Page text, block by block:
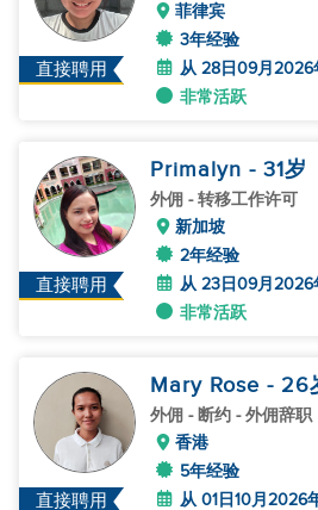
直接聘用
菲律宾
3年经验
从 28日09月2026
非常活跃
直接聘用
Primalyn - 31岁
外佣 - 转移工作许可
新加坡
2年经验
从 23日09月2026
非常活跃
直接聘用
Mary Rose - 26
外佣 - 断约 - 外佣辞职
香港
5年经验
从 01日10月2026